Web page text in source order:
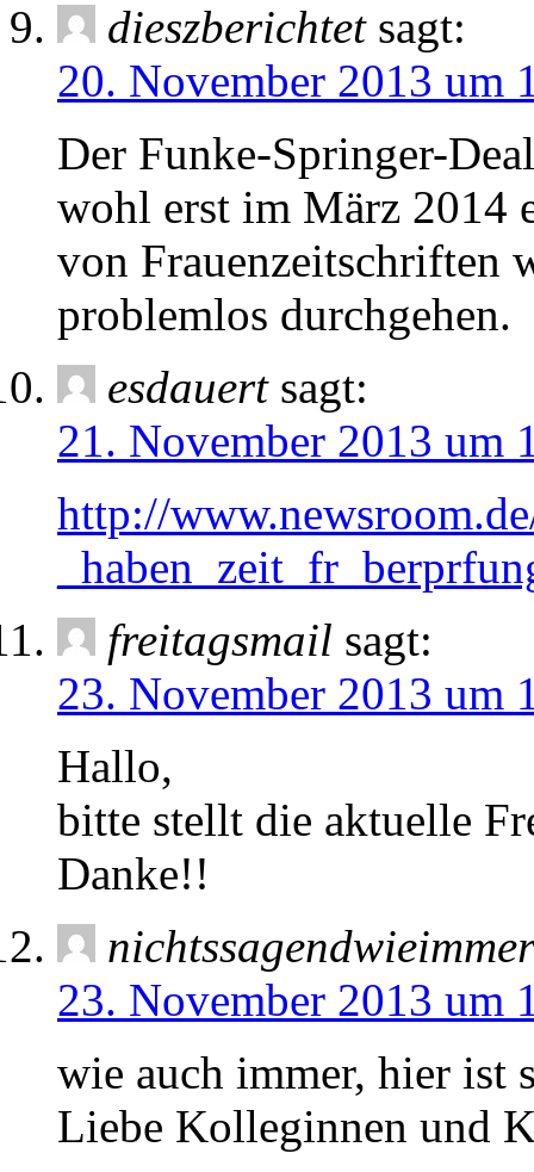
dieszberichtet sagt:
20. November 2013 um
Der Funke-Springer-
wohl erst im März 2014
von Frauenzeitschriften
problemlos durchgehen.
esdauert sagt:
21. November 2013 um
http://
freitagsmail sagt:
23. November 2013 um
Hallo,
bitte stellt die aktuelle
Danke!!
23. November 2013 um
wie auch immer, hier ist
Liebe Kolleginnen und